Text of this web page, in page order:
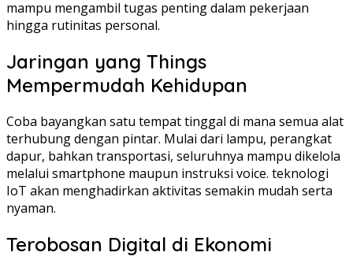
mampu mengambil tugas penting dalam pekerjaan
hingga rutinitas personal.
Jaringan yang Things
Mempermudah Kehidupan
Coba bayangkan satu tempat tinggal di mana semua alat
terhubung dengan pintar. Mulai dari lampu, perangkat
dapur, bahkan transportasi, seluruhnya mampu dikelola
melalui smartphone maupun instruksi voice. teknologi
IoT akan menghadirkan aktivitas semakin mudah serta
nyaman.
Terobosan Digital di Ekonomi